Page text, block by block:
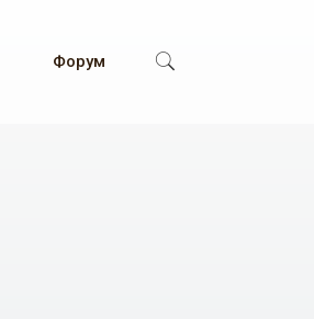
Форум